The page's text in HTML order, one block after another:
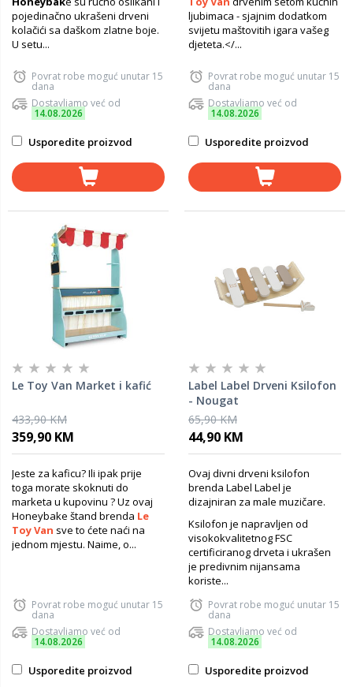
pojedinačno ukrašeni drveni
kolačići sa daškom zlatne boje.
U setu...
Povrat robe moguć unutar 15
dana
Dostavljamo već od
14.08.2026
Usporedite proizvod
ljubimaca - sjajnim dodatkom
svijetu maštovitih igara vašeg
djeteta.</...
Povrat robe moguć unutar 15
dana
Dostavljamo već od
14.08.2026
Usporedite proizvod
Le Toy Van Market i kafić
433,90 KM
359,90 KM
Jeste za kaficu? Ili ipak prije
toga morate skoknuti do
marketa u kupovinu ? Uz ovaj
Honeybake štand brenda Le
Toy Van sve to ćete naći na
jednom mjestu. Naime, o...
Povrat robe moguć unutar 15
dana
Dostavljamo već od
14.08.2026
Usporedite proizvod
Label Label Drveni Ksilofon
- Nougat
65,90 KM
44,90 KM
Ovaj divni drveni ksilofon
brenda Label Label je
dizajniran za male muzičare.
Ksilofon je napravljen od
visokokvalitetnog FSC
certificiranog drveta i ukrašen
je predivnim nijansama
koriste...
Povrat robe moguć unutar 15
dana
Dostavljamo već od
14.08.2026
Usporedite proizvod